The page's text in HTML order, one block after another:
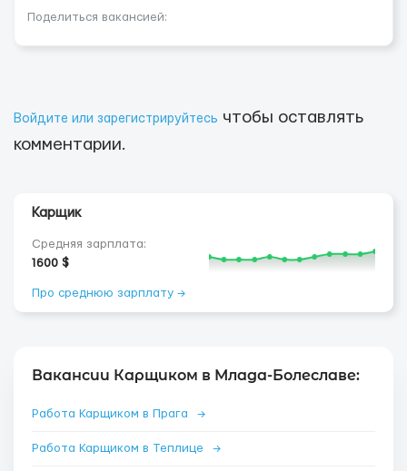
Поделиться вакансией:
Войдите или зарегистрируйтесь чтобы оставлять
комментарии.
Карщик
Средняя зарплата:
1600 $
Про среднюю зарплату →
Вакансии Карщиком в Млада-Болеславе:
Работа Карщиком в Прага →
Работа Карщиком в Теплице →